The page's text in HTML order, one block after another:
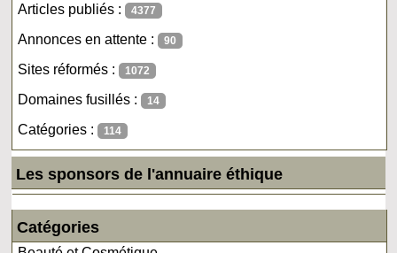
Articles publiés : 4377
Annonces en attente : 90
Sites réformés : 1072
Domaines fusillés : 14
Catégories : 114
Les sponsors de l'annuaire éthique
Catégories